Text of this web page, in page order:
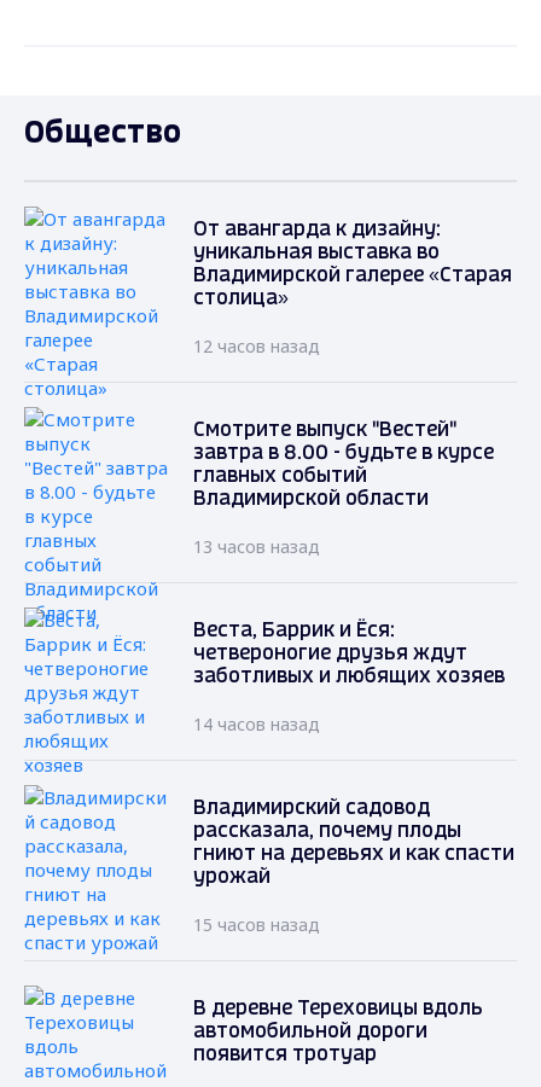
Общество
От авангарда к дизайну:
уникальная выставка во
Владимирской галерее «Старая
столица»
12 часов назад
Смотрите выпуск "Вестей"
завтра в 8.00 - будьте в курсе
главных событий
Владимирской области
13 часов назад
Веста, Баррик и Ёся:
четвероногие друзья ждут
заботливых и любящих хозяев
14 часов назад
Владимирский садовод
рассказала, почему плоды
гниют на деревьях и как спасти
урожай
15 часов назад
В деревне Тереховицы вдоль
автомобильной дороги
появится тротуар